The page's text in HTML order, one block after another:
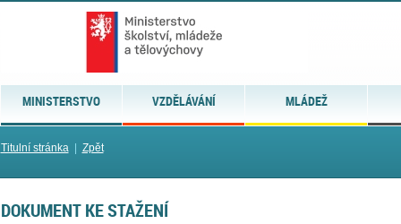
MINISTERSTVO VZDĚLÁVÁNÍ MLÁDEŽ
Titulní stránka| Zpět
DOKUMENT KE STAŽENÍ